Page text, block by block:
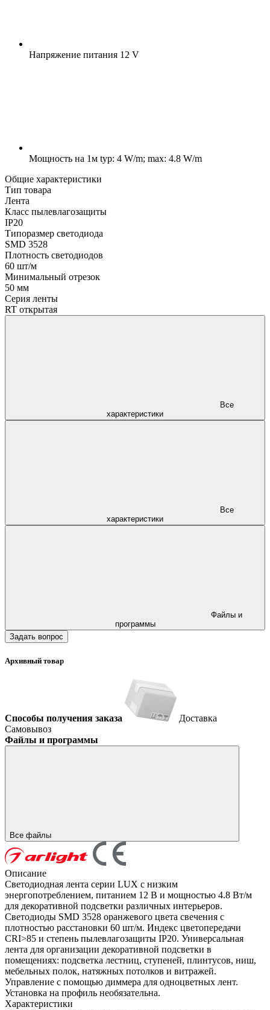
Напряжение питания 12 V
Мощность на 1м typ: 4 W/m; max: 4.8 W/m
Общие характеристики
Тип товара
Лента
Класс пылевлагозащиты
IP20
Типоразмер светодиода
SMD 3528
Плотность светодиодов
60 шт/м
Минимальный отрезок
50 мм
Серия ленты
RT открытая
характеристики
характеристики
программы
Задать вопрос
Архивный товар
Способы получения заказа
Доставка
Самовывоз
Файлы и программы
Все файлы
Описание
Светодиодная лента серии LUX с низким
энергопотреблением, питанием 12 В и мощностью 4.8 Вт/м
для декоративной подсветки различных интерьеров.
Светодиоды SMD 3528 оранжевого цвета свечения с
плотностью расстановки 60 шт/м. Индекс цветопередачи
CRI>85 и степень пылевлагозащиты IP20. Универсальная
лента для организации декоративной подсветки в
помещениях: подсветка лестниц, ступеней, плинтусов, ниш,
мебельных полок, натяжных потолков и витражей.
Управление с помощью диммера для одноцветных лент.
Установка на профиль необязательна.
Характеристики